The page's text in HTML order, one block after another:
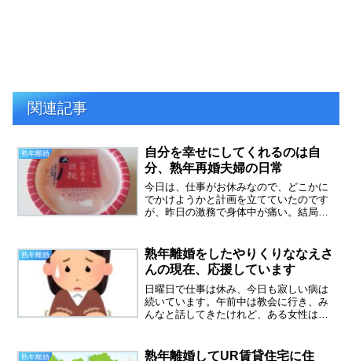
関連記事
熟年離婚
自分を幸せにしてくれるのは自
分、熟年再婚夫婦の日常
今日は、仕事がお休みなので、どこかに
でかけようかと計画を立てていたのです
が、昨日の激務で身体中が痛い。結局、
のは、自分どなたかのブログに書かれて
いた言葉です、いろんな方...
熟年離婚
熟年離婚をしたやりくりななえさ
んの現在、応援しています
日曜日で仕事は休み、今日も寂しい病は
続いています。午前中は教会に行き、み
んなと話してきたけれど、ある女性は一
い！最近は他の方のブログを拝見する元
熟年離婚
熟年離婚してUR賃貸住宅に住